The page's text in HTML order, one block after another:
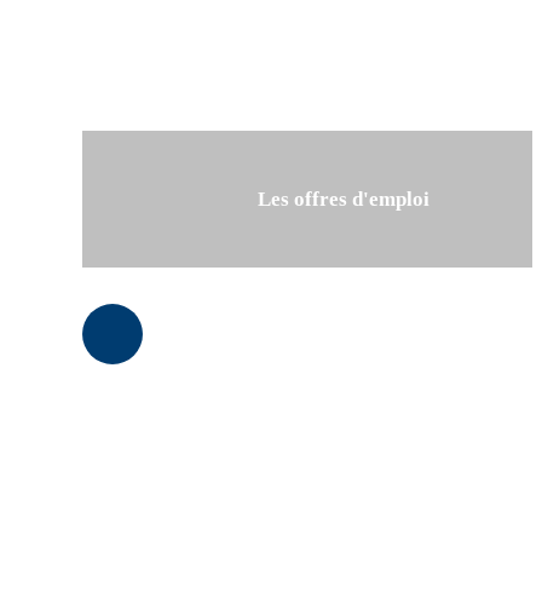
Les offres d'emploi